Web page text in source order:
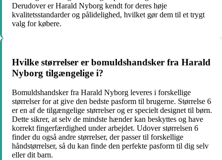
Derudover er Harald Nyborg kendt for deres høje
kvalitetsstandarder og pålidelighed, hvilket gør dem til et trygt
valg for købere.
Hvilke størrelser er bomuldshandsker fra Harald
Nyborg tilgængelige i?
Bomuldshandsker fra Harald Nyborg leveres i forskellige
størrelser for at give den bedste pasform til brugerne. Størrelse 6
er en af de tilgængelige størrelser og er specielt designet til børn.
Dette sikrer, at selv de mindste hænder kan beskyttes og have
korrekt fingerfærdighed under arbejdet. Udover størrelsen 6
finder du også andre størrelser, der passer til forskellige
håndstørrelser, så du kan finde den perfekte pasform til dig selv
eller dit barn.